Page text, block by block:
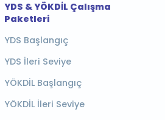
YDS & YÖKDİL Çalışma
Paketleri
YDS Başlangıç
YDS İleri Seviye
YÖKDİL Başlangıç
YÖKDİL İleri Seviye